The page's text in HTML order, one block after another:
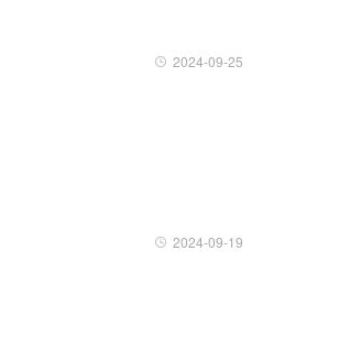
2024-09-25
2024-09-19